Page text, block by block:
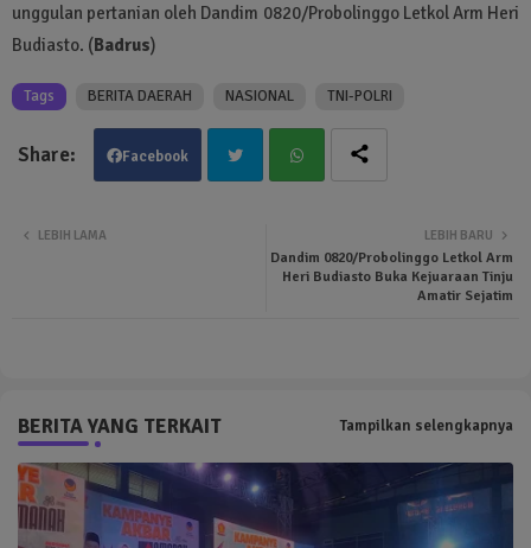
unggulan pertanian oleh Dandim 0820/Probolinggo Letkol Arm Heri
Budiasto. (Badrus)
Tags BERITA DAERAH NASIONAL TNI-POLRI
Facebook
tsa
LEBIH BARU
Dandim 0820/Probolinggo Letkol Arm
Heri Budiasto Buka Kejuaraan Tinju
Amatir Sejatim
LEBIH LAMA
BERITA YANG TERKAIT Tampilkan selengkapnya